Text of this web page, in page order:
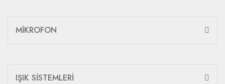
MİKROFON
IŞIK SİSTEMLERİ